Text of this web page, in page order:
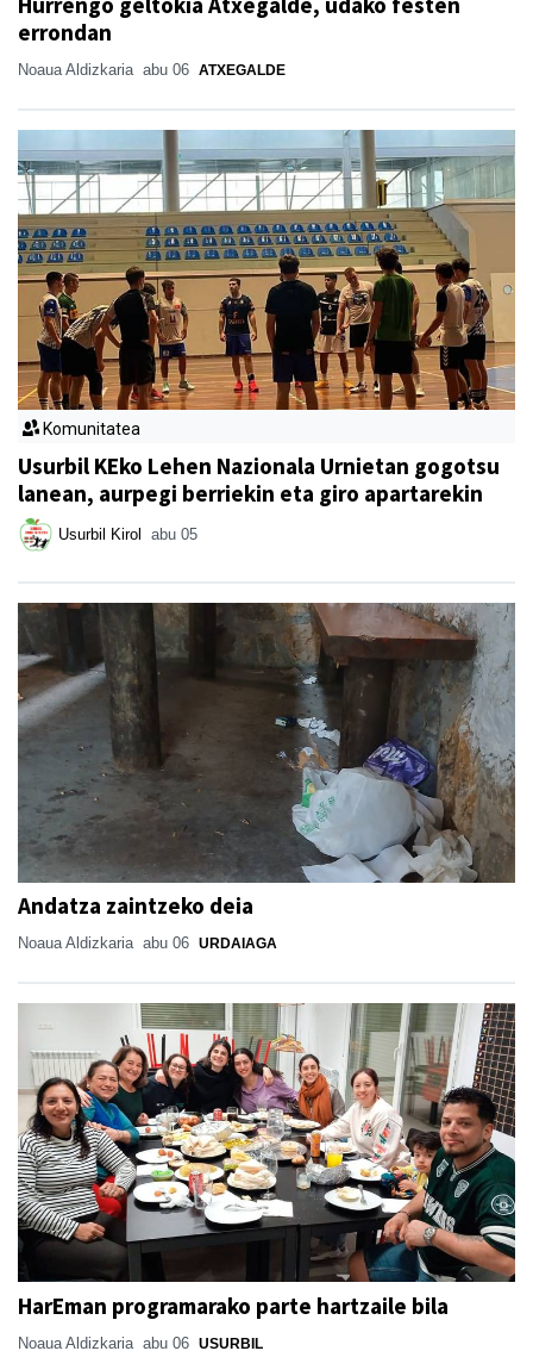
errondan
Noaua Aldizkaria abu 06 ATXEGALDE
Komunitatea
Usurbil KEko Lehen Nazionala Urnietan gogotsu
lanean, aurpegi berriekin eta giro apartarekin
Usurbil Kirol abu 05
Andatza zaintzeko deia
Noaua Aldizkaria abu 06 URDAIAGA
HarEman programarako parte hartzaile bila
Noaua Aldizkaria abu 06 USURBIL